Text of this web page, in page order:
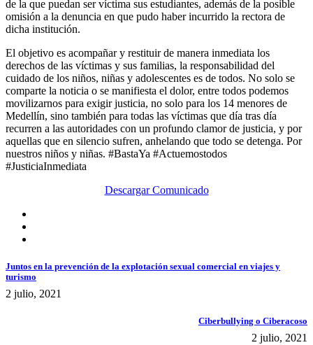
de la que puedan ser víctima sus estudiantes, además de la posible
omisión a la denuncia en que pudo haber incurrido la rectora de
dicha institución.
El objetivo es acompañar y restituir de manera inmediata los
derechos de las víctimas y sus familias, la responsabilidad del
cuidado de los niños, niñas y adolescentes es de todos. No solo se
comparte la noticia o se manifiesta el dolor, entre todos podemos
movilizarnos para exigir justicia, no solo para los 14 menores de
Medellín, sino también para todas las víctimas que día tras día
recurren a las autoridades con un profundo clamor de justicia, y por
aquellas que en silencio sufren, anhelando que todo se detenga. Por
nuestros niños y niñas. #BastaYa #Actuemostodos
#JusticiaInmediata
Descargar Comunicado
Juntos en la prevención de la explotación sexual comercial en viajes y
turismo
2 julio, 2021
Ciberbullying o Ciberacoso
2 julio, 2021